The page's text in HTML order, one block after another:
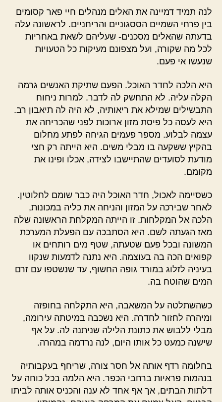
לנה תמיד דמיינה את האלים מנהלים חיי פאר קסומים
בין פרחי השמיים הססגוניים והריחניים. לראשונה עלה
בדעתה שהאלים מסכנים- שעליהם לשאת באחריות
לכל מה שקורה, ועל מצפונם מעיקות כל הטעויות
שנעשו אי פעם.
היא הלכה לחדר האוכל. הפעם שתיקת האנשים גרמה
הקלה עליה. לא התחשק לה לדבר. למרות ניחוח
התבשילים שמילא את ריאותיה, לא היה לה תיאבון רב.
היא לעסה כל פיסת מזון ארוכות לפני שהכריחה את
עצמה לבלוע. מספר פעמים הגיחה לפתע מחלום
בהקיץ ששקעה בו מבלי משים. היא הייתה רק חצי
מודעת לסועדים שהתיישבו לצידה, אכלו ופינו את
מקומם.
כשסיימה לאכול, חדר האוכל היה כבר שומם לחלוטין.
לאחר שבירכה על המזון והניחה את כליה במכונות,
הלכה אל המקלחות. זו הייתה המקלחת הראשונה שלה
מאז הגעתה לשם. היא הסתבכה עם הפעלת המערכת
המשונה ובכל פעם שטעתה, שטף מים רותחים או
קפואים הכה בה בעוצמה. היא נתנה לדמעות שנקוו
בעיניה לזלוג במורד גופה החשוף, עד שנשטפו עם זרם
המים שהוטח בה.
כשהשתלטה על המשאבה, היא התקלחה בחופזה
ומיהרה לחזור לחדרה. היא נשכבה במיטתה עירומה,
מבלי ללבוש את כתונת הלילה שניתנה לה. על אף
שישנה כמעט כל אותו היום, לנה נרדמה במהרה.
בחלומה רדף אותה אל חסר צורה, שריחף בעקבותיה
בנהמות פראיות ברחבי הכפר. היא הלמה בכל כוחה על
דלתות הבתים, אך אף אחד לא ענה והכניס אותה לביתו